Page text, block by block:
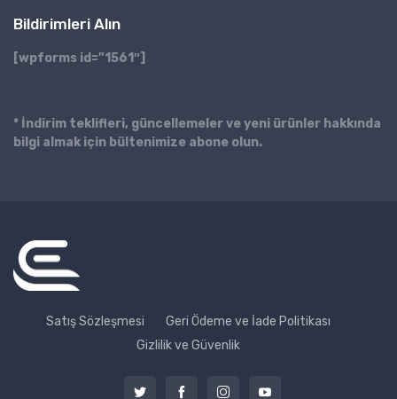
Bildirimleri Alın
[wpforms id=”1561″]
* İndirim teklifleri, güncellemeler ve yeni ürünler hakkında
bilgi almak için bültenimize abone olun.
Satış Sözleşmesi
Geri Ödeme ve İade Politikası
Gizlilik ve Güvenlik